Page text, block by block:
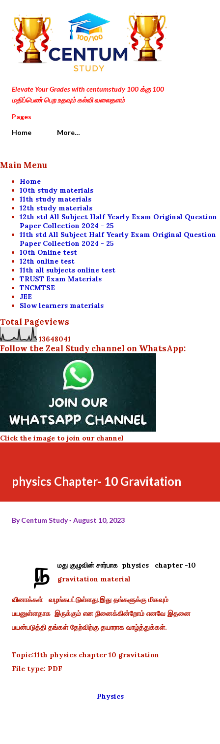
Skip to main content
Elevate Your Grades with centumstudy 100 க்கு 100
மதிப்பெண் பெற உதவும் கல்வி வலைதளம்
Pages
Home
More…
Main Menu
Home
10th study materials
11th study materials
12th study materials
12th std All Subject Half Yearly Exam Original Question
Paper Collection 2024 - 25
11th std All Subject Half Yearly Exam Original Question
Paper Collection 2024 - 25
10th Online test
12th online test
11th all subjects online test
TRUST Exam Materials
TNCMTSE
JEE
Slow learners materials
Total Pageviews
13648041
Follow the Zeal Study channel on WhatsApp:
Click the image to join our channel
physics Chapter- 10 Gravitation
ByCentum Study August 10, 2023
ந
மது குழுவின் சார்பாக physics chapter -10
gravitation material
வினாக்கள் வழங்கபட்டுள்ளது.இது தங்களுக்கு மிகவும்
பயனுள்ளதாக இருக்கும் என நினைக்கின்றோம் எனவே இதனை
பயன்படுத்தி தங்கள் தேற்விற்கு தயாராக வாழ்த்துக்கள்.
Topic:11th physics chapter 10 gravitation
File type: PDF
Physics